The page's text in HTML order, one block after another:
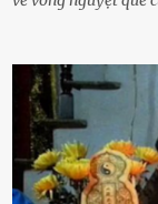
chưa phù hợp, gây
Trường THPT
khoản Chu Vinh là
của nhà trường.
vòng nguyệt quế